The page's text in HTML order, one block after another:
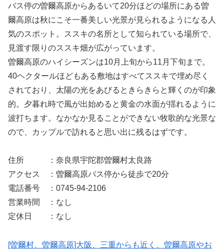
バス停の曽爾高原からあるいて20分ほどの場所にある曽
爾高原は秋にこそ一番美しい光景が見られるようになる人
気のスポット。ススキの名所として知られている場所で、
見渡す限りのススキ畑が広がっています。
曽爾高原のハイシーズンは10月上旬から11月下旬まで。
40ヘクタールほどもある敷地はすべてススキで埋め尽く
されており、太陽の光をあびるときらきらと輝くのが印象
的。夕暮れ時で風が出始めると黄金の水面が揺れるように
波打ちます。なかなか見ることができない牧歌的な光景な
ので、カップルで訪れると思い出に残るはずです。
住所 ：奈良県宇陀郡曽爾村太良路
アクセス ：曽爾高原バス停から徒歩で20分
電話番号 ：0745-94-2106
営業時間 ：なし
定休日 ：なし
[曽爾村、曽爾高原]大阪、三重からも近く、曽爾高原やお